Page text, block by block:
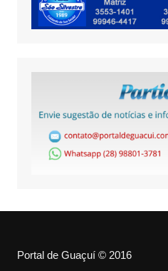
Portal de Guaçuí © 2016